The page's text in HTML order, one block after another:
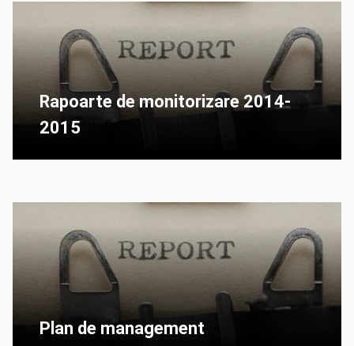
Rapoarte de monitorizare 2014-
2015
Plan de management